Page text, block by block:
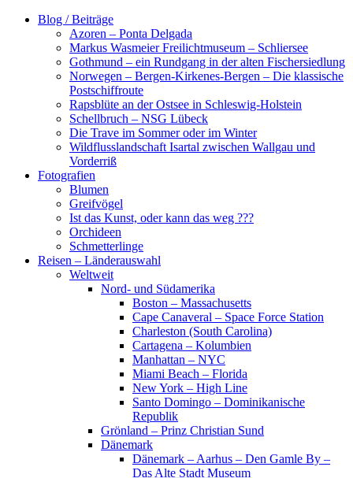
Zum
Blog / Beiträge
Azoren – Ponta Delgada
Markus Wasmeier Freilichtmuseum – Schliersee
Gothmund – ein Rundgang in der alten Fischersiedlung
Norwegen – Bergen-Kirkenes-Bergen – Die klassische
Postschiffroute
Rapsblüte an der Ostsee in Schleswig-Holstein
Schellbruch – NSG Lübeck
Die Trave im Sommer oder im Winter
Wildflusslandschaft Isartal zwischen Wallgau und
Vorderriß
Fotografien
Blumen
Greifvögel
Ist das Kunst, oder kann das weg ???
Orchideen
Schmetterlinge
Reisen – Länderauswahl
Weltweit
Nord- und Südamerika
Boston – Massachusetts
Cape Canaveral – Space Force Station
Charleston (South Carolina)
Cartagena – Kolumbien
Manhattan – NYC
Miami Beach – Florida
New York – High Line
Santo Domingo – Dominikanische
Republik
Grönland – Prinz Christian Sund
Dänemark
Dänemark – Aarhus – Den Gamle By –
Das Alte Stadt Museum